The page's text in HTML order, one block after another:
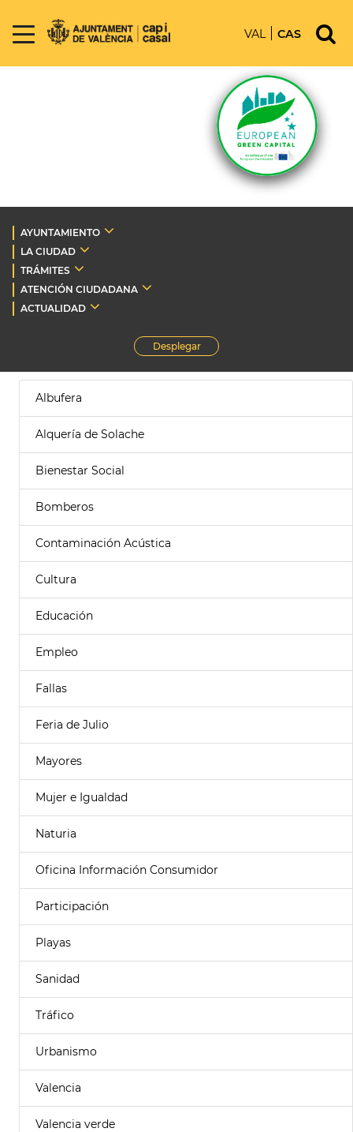
VAL CAS
AYUNTAMIENTO
LA CIUDAD
TRÁMITES
ATENCIÓN CIUDADANA
ACTUALIDAD
Desplegar
Albufera
Alquería de Solache
Bienestar Social
Bomberos
Contaminación Acústica
Cultura
Educación
Empleo
Fallas
Feria de Julio
Mayores
Mujer e Igualdad
Naturia
Oficina Información Consumidor
Participación
Playas
Sanidad
Tráfico
Urbanismo
Valencia
Valencia verde